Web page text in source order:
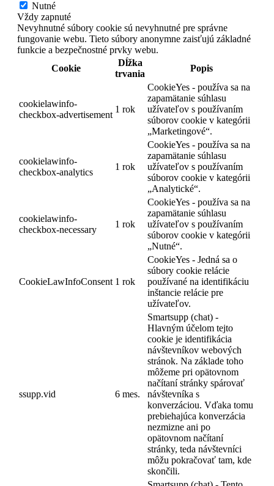
Nutné
Vždy zapnuté
Nevyhnutné súbory cookie sú nevyhnutné pre správne
fungovanie webu. Tieto súbory anonymne zaisťujú základné
funkcie a bezpečnostné prvky webu.
Cookie
Dĺžka
trvania
Popis
cookielawinfo-
checkbox-advertisement
1 rok
CookieYes - používa sa na
zapamätanie súhlasu
užívateľov s používaním
súborov cookie v kategórii
„Marketingové“.
cookielawinfo-
checkbox-analytics
1 rok
CookieYes - používa sa na
zapamätanie súhlasu
užívateľov s používaním
súborov cookie v kategórii
„Analytické“.
cookielawinfo-
checkbox-necessary
1 rok
CookieYes - používa sa na
zapamätanie súhlasu
užívateľov s používaním
súborov cookie v kategórii
„Nutné“.
CookieLawInfoConsent 1 rok
CookieYes - Jedná sa o
súbory cookie relácie
používané na identifikáciu
inštancie relácie pre
užívateľov.
ssupp.vid 6 mes.
Smartsupp (chat) -
Hlavným účelom tejto
cookie je identifikácia
návštevníkov webových
stránok. Na základe toho
môžeme pri opätovnom
načítaní stránky spárovať
návštevníka s
konverzáciou. Vďaka tomu
prebiehajúca konverzácia
nezmizne ani po
opätovnom načítaní
stránky, teda návštevníci
môžu pokračovať tam, kde
skončili.